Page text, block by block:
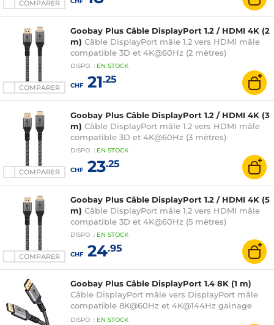
COMPARER
COMPARER
Goobay Plus Câble DisplayPort 1.2 / HDMI 4K (2
m) Câble DisplayPort mâle 1.2 vers HDMI mâle
compatible 3D et 4K@60Hz (2 mètres)
DISPO : EN STOCK
CHF21.25
COMPARER
Goobay Plus Câble DisplayPort 1.2 / HDMI 4K (3
m) Câble DisplayPort mâle 1.2 vers HDMI mâle
compatible 3D et 4K@60Hz (3 mètres)
DISPO : EN STOCK
CHF23.25
COMPARER
Goobay Plus Câble DisplayPort 1.2 / HDMI 4K (5
m) Câble DisplayPort mâle 1.2 vers HDMI mâle
compatible 3D et 4K@60Hz (5 mètres)
DISPO : EN STOCK
CHF24.95
Goobay Plus Câble DisplayPort 1.4 8K (1 m)
Câble DisplayPort mâle vers DisplayPort mâle
compatible 8K@60Hz et 4K@144Hz gainage
textile (1 mètre)
DISPO : EN STOCK